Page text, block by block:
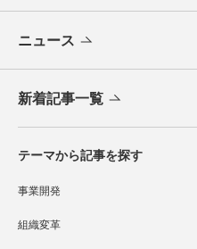
ニュース
新着記事一覧
テーマから記事を探す
事業開発
組織変革